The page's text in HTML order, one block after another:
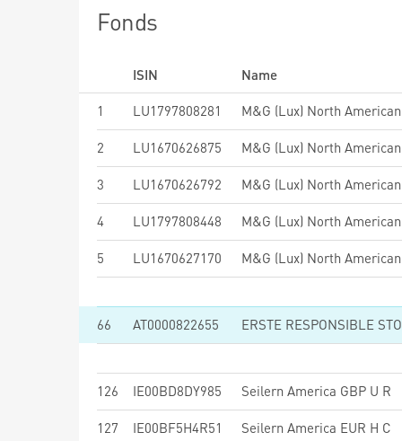
Fonds
ISIN
Name
1
LU1797808281 M&G (Lux) North
2 LU1670626875 M&G (Lux) North
3 LU1670626792 M&G (Lux) North
4 LU1797808448 M&G (Lux) North
5 LU1670627170 M&G (Lux) North
66 AT0000822655 ERSTE RESPONSIBLE
126 IE00BD8DY985 Seilern America GBP U R
127 IE00BF5H4R51 Seilern America EUR H C